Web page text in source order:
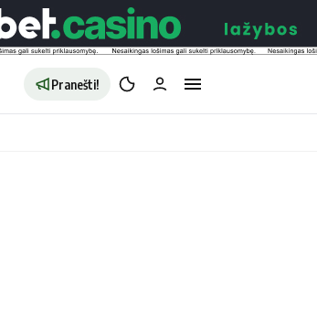
Pranešti!